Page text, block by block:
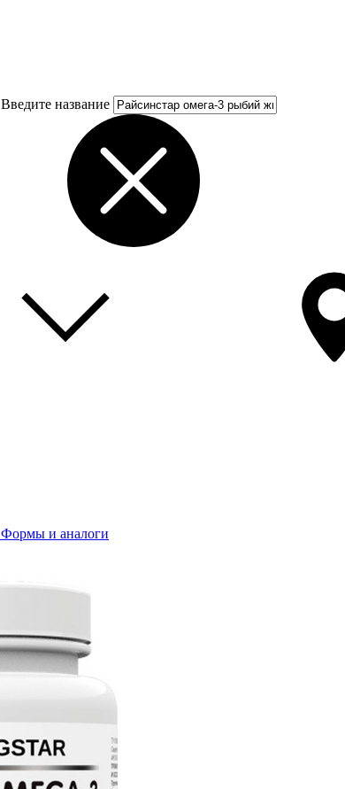
Введите название
Формы и аналоги